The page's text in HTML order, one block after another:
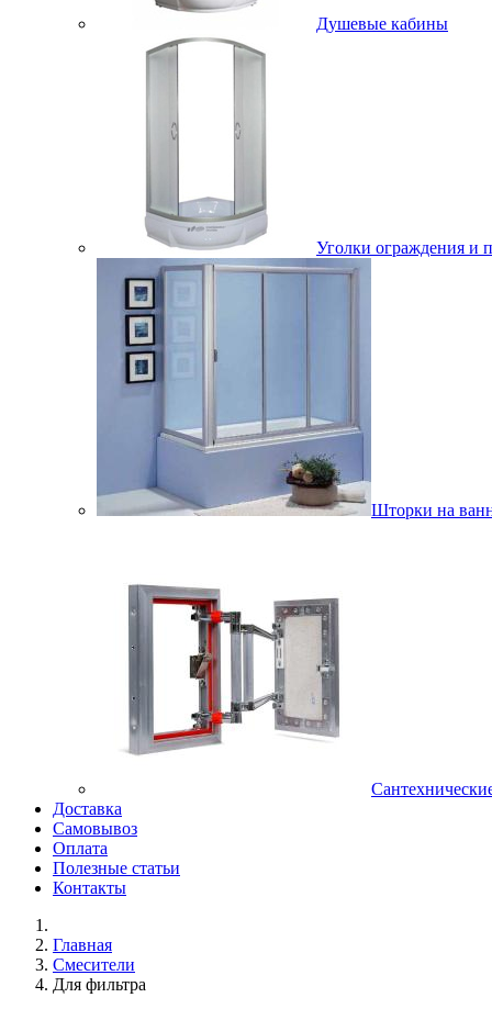
Душевые кабины
Уголки ограждения и
Шторки на
Доставка
Самовывоз
Оплата
Полезные статьи
Контакты
Главная
Смесители
Для фильтра